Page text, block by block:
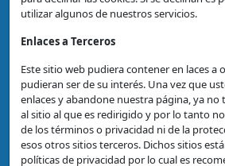
utilizar algunos de nuestros servicios.
Enlaces a Terceros
Este sitio web pudiera contener en laces a
pudieran ser de su interés. Una vez que
enlaces y abandone nuestra página, ya
al sitio al que es redirigido y por lo tanto
de los términos o privacidad ni de la
esos otros sitios terceros. Dichos sitios
políticas de privacidad por lo cual es